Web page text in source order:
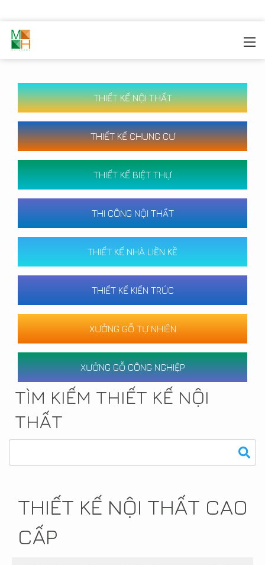
THIẾT KẾ NỘI THẤT
THIẾT KẾ CHUNG CƯ
THIẾT KẾ BIỆT THỰ
THI CÔNG NỘI THẤT
THIẾT KẾ NHÀ LIỀN KỀ
THIẾT KẾ KIẾN TRÚC
XƯỞNG GỖ TỰ NHIÊN
XƯỞNG GỖ CÔNG NGHIỆP
TÌM KIẾM THIẾT KẾ NỘI
THẤT
THIẾT KẾ NỘI THẤT CAO
CẤP